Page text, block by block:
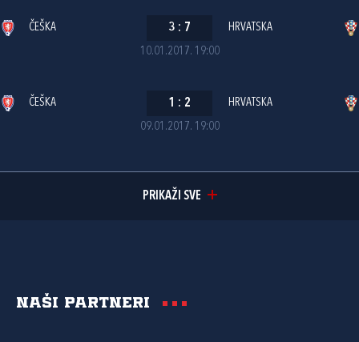
10.01.2017. 19:00
ČEŠKA 3 : 7 HRVATSKA
09.01.2017. 19:00
ČEŠKA 1 : 2 HRVATSKA
PRIKAŽI SVE
Naši partneri